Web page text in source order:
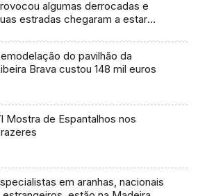
algumas derrocadas e
estradas chegaram a estar
do pavilhão da
Brava custou 148 mil euros
Mostra de Espantalhos nos
em aranhas, nacionais